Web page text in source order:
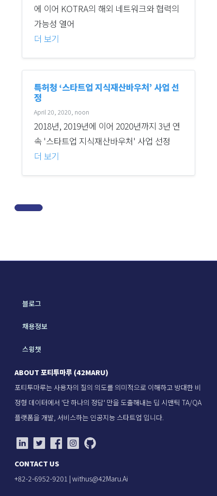
에 이어 KOTRA의 해외 네트워크와 협력의
가능성 열어
더 보기
특허청 ‘스타트업 지식재산바우처’ 사업 선
정
April 20, 2020, noon
2018년, 2019년에 이어 2020년까지 3년 연
속 '스타트업 지식재산바우처' 사업 선정
더 보기
블로그
채용정보
스윙챗
ABOUT 포티투마루 (42MARU)
포티투마루는 사용자의 질의 의도를 의미적으로 이해하고 방대한 비
정형 데이터에서 '단 하나의 정답' 만을 도출해내는 딥 시맨틱 TA/QA
플랫폼을 개발, 서비스하는 인공지능 스타트업 입니다.
CONTACT US
+82-2-6952-9201 | withus@42Maru.Ai